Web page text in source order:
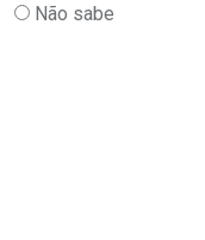
Não sabe